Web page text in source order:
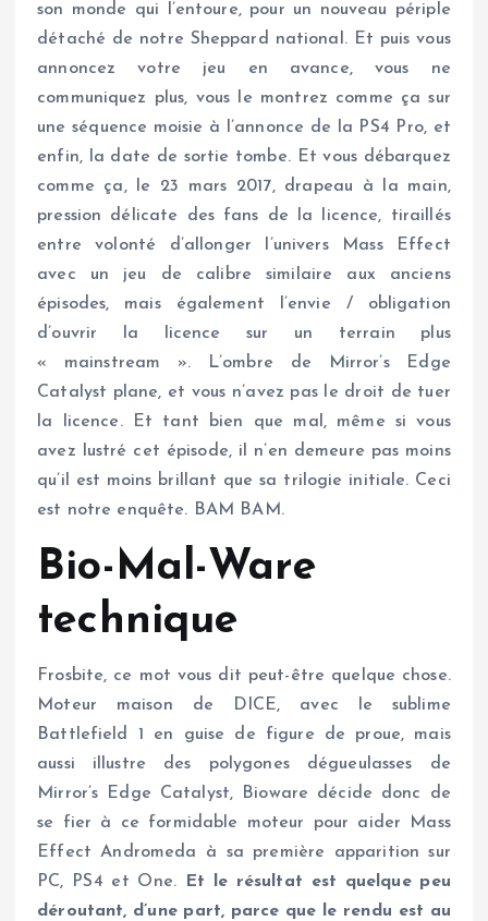
son monde qui l’entoure, pour un nouveau périple
détaché de notre Sheppard national. Et puis vous
annoncez votre jeu en avance, vous ne
communiquez plus, vous le montrez comme ça sur
une séquence moisie à l’annonce de la PS4 Pro, et
enfin, la date de sortie tombe. Et vous débarquez
comme ça, le 23 mars 2017, drapeau à la main,
pression délicate des fans de la licence, tiraillés
entre volonté d’allonger l’univers Mass Effect
avec un jeu de calibre similaire aux anciens
épisodes, mais également l’envie / obligation
d’ouvrir la licence sur un terrain plus
« mainstream ». L’ombre de Mirror’s Edge
Catalyst plane, et vous n’avez pas le droit de tuer
la licence. Et tant bien que mal, même si vous
avez lustré cet épisode, il n’en demeure pas moins
qu’il est moins brillant que sa trilogie initiale. Ceci
est notre enquête. BAM BAM.
Bio-Mal-Ware
technique
Frosbite, ce mot vous dit peut-être quelque chose.
Moteur maison de DICE, avec le sublime
Battlefield 1 en guise de figure de proue, mais
aussi illustre des polygones dégueulasses de
Mirror’s Edge Catalyst, Bioware décide donc de
se fier à ce formidable moteur pour aider Mass
Effect Andromeda à sa première apparition sur
PC, PS4 et One.
Et le résultat est quelque peu
déroutant, d’une part, parce que le rendu est au